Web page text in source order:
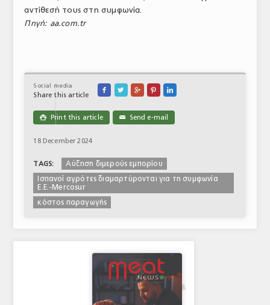
αντίθεσή τους στη συμφωνία.
Πηγή: aa.com.tr
Social media
Share this article
    
 Print this article ✉ Send e-mail
18 December 2024
TAGS:
Αύξηση διμερούς εμπορίου
Ισπανοί αγρότες διαμαρτύρονται για τη συμφωνία
Ε.Ε.-Μercosur
κόστος παραγωγής